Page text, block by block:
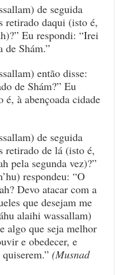
de seguida
retirado daqui (isto é,
Eu respondi: “Irei
de Shám.”
então disse:
de Shám?” Eu
é, à abençoada cidade
de seguida
retirado de lá (isto é,
pela segunda vez)?”
respondeu: “O
Devo atacar com a
que desejam me
alaihi wassallam)
algo que seja melhor
e obedecer, e
quiserem.”(Musnad